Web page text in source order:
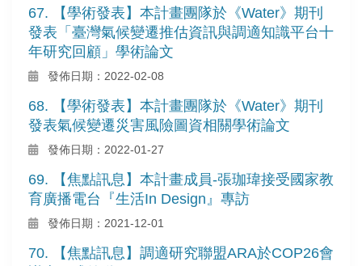
67. 【學術發表】本計畫團隊於《Water》期刊
發表「臺灣氣候變遷推估資訊與調適知識平台十
年研究回顧」學術論文
發佈日期：2022-02-08
68. 【學術發表】本計畫團隊於《Water》期刊
發表氣候變遷災害風險圖資相關學術論文
發佈日期：2022-01-27
69. 【焦點訊息】本計畫成員-張珈瑋接受國家教
育廣播電台『生活In Design』專訪
發佈日期：2021-12-01
70. 【焦點訊息】調適研究聯盟ARA於COP26會